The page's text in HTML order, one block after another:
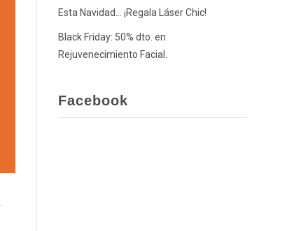
Esta Navidad… ¡Regala Láser Chic!
Black Friday: 50% dto. en
Rejuvenecimiento Facial.
Facebook